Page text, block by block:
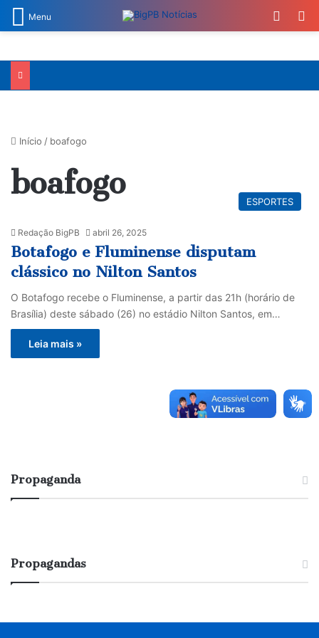
Menu
Início / boafogo
boafogo ESPORTES
Redação BigPB abril 26, 2025
Botafogo e Fluminense disputam
clássico no Nilton Santos
O Botafogo recebe o Fluminense, a partir das 21h (horário de
Brasília) deste sábado (26) no estádio Nilton Santos, em…
Leia mais »
Propaganda
Propagandas